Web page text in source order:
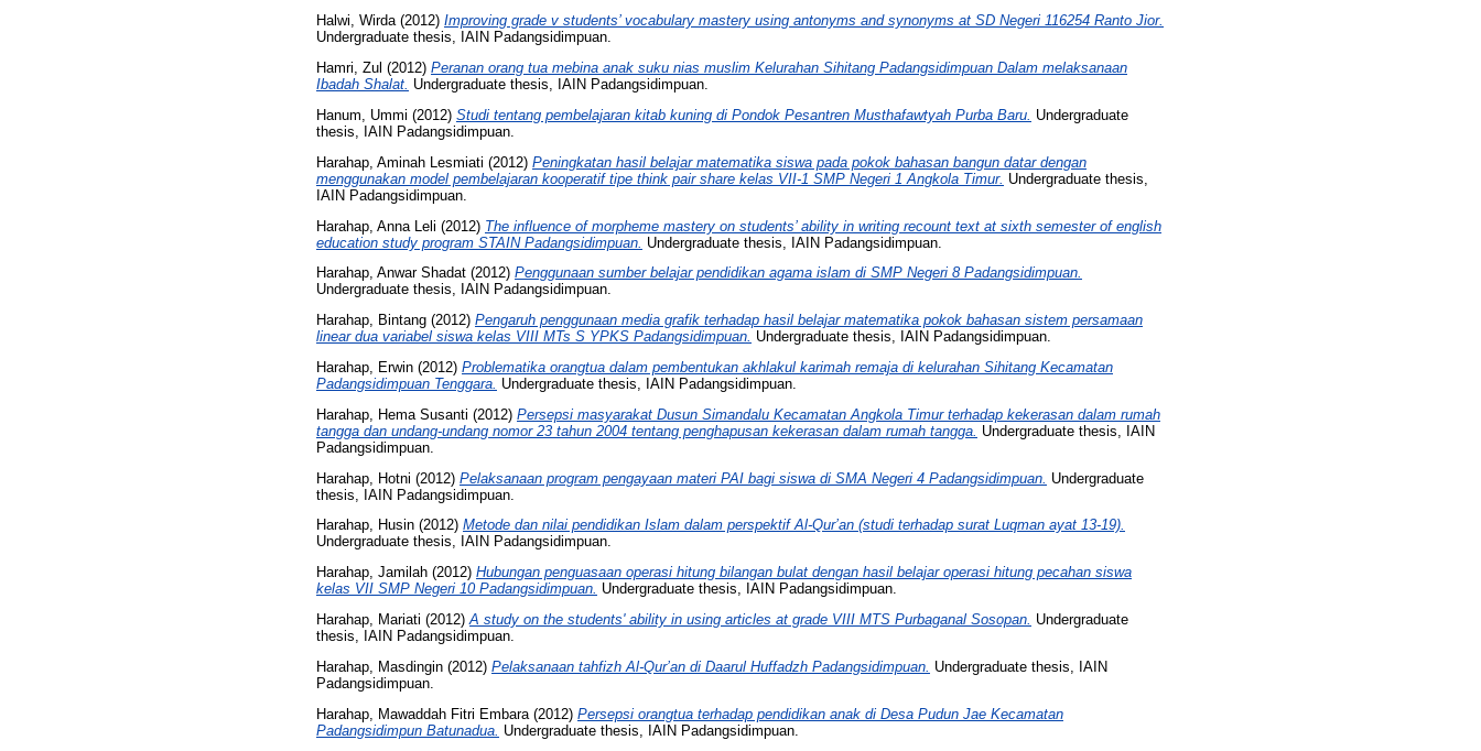
Halwi, Wirda(2012) Improving grade v students’ vocabulary mastery using antonyms and synonyms at SD Negeri 116254 Ranto Jior.
Undergraduate thesis, IAIN Padangsidimpuan.
Hamri, Zul (2012) Peranan orang tua mebina anak suku nias muslim Kelurahan Sihitang Padangsidimpuan Dalam melaksanaan
Ibadah Shalat. Undergraduate thesis, IAIN Padangsidimpuan.
Hanum, Ummi (2012) Studi tentang pembelajaran kitab kuning di Pondok Pesantren Musthafawtyah Purba Baru. Undergraduate
thesis, IAIN Padangsidimpuan.
Harahap, Aminah Lesmiati (2012) Peningkatan hasil belajar matematika siswa pada pokok bahasan bangun datar dengan
menggunakan model pembelajaran kooperatif tipe think pair share kelas VII-1 SMP Negeri 1 Angkola Timur. Undergraduate thesis,
IAIN Padangsidimpuan.
Harahap, Anna Leli (2012) The influence of morpheme mastery on students’ ability in writing recount text at sixth semester of english
education study program STAIN Padangsidimpuan. Undergraduate thesis, IAIN Padangsidimpuan.
Harahap, Anwar Shadat (2012) Penggunaan sumber belajar pendidikan agama islam di SMP Negeri 8 Padangsidimpuan.
Undergraduate thesis, IAIN Padangsidimpuan.
Harahap, Bintang (2012) Pengaruh penggunaan media grafik terhadap hasil belajar matematika pokok bahasan sistem persamaan
linear dua variabel siswa kelas VIII MTs S YPKS Padangsidimpuan. Undergraduate thesis, IAIN Padangsidimpuan.
Harahap, Erwin (2012) Problematika orangtua dalam pembentukan akhlakul karimah remaja di kelurahan Sihitang Kecamatan
Padangsidimpuan Tenggara. Undergraduate thesis, IAIN Padangsidimpuan.
Harahap, Hema Susanti (2012) Persepsi masyarakat Dusun Simandalu Kecamatan Angkola Timur terhadap kekerasan dalam rumah
tangga dan undang-undang nomor 23 tahun 2004 tentang penghapusan kekerasan dalam rumah tangga. Undergraduate thesis, IAIN
Padangsidimpuan.
Harahap, Hotni (2012) Pelaksanaan program pengayaan materi PAI bagi siswa di SMA Negeri 4 Padangsidimpuan. Undergraduate
thesis, IAIN Padangsidimpuan.
Harahap, Husin (2012) Metode dan nilai pendidikan Islam dalam perspektif Al-Qur’an (studi terhadap surat Luqman ayat 13-19).
Undergraduate thesis, IAIN Padangsidimpuan.
Harahap, Jamilah (2012) Hubungan penguasaan operasi hitung bilangan bulat dengan hasil belajar operasi hitung pecahan siswa
kelas VII SMP Negeri 10 Padangsidimpuan. Undergraduate thesis, IAIN Padangsidimpuan.
Harahap, Mariati (2012)A study on the students' ability in using articles at grade VIII MTS Purbaganal Sosopan. Undergraduate
thesis, IAIN Padangsidimpuan.
Harahap, Masdingin (2012) Pelaksanaan tahfizh Al-Qur’an di Daarul Huffadzh Padangsidimpuan. Undergraduate thesis, IAIN
Padangsidimpuan.
Harahap, Mawaddah Fitri Embara (2012) Persepsi orangtua terhadap pendidikan anak di Desa Pudun Jae Kecamatan
Padangsidimpun Batunadua. Undergraduate thesis, IAIN Padangsidimpuan.